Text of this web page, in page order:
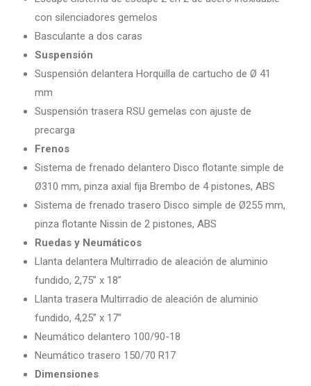
con silenciadores gemelos
Basculante a dos caras
Suspensión
Suspensión delantera Horquilla de cartucho de Ø 41
mm
Suspensión trasera RSU gemelas con ajuste de
precarga
Frenos
Sistema de frenado delantero Disco flotante simple de
Ø310 mm, pinza axial fija Brembo de 4 pistones, ABS
Sistema de frenado trasero Disco simple de Ø255 mm,
pinza flotante Nissin de 2 pistones, ABS
Ruedas y Neumáticos
Llanta delantera Multirradio de aleación de aluminio
fundido, 2,75” x 18”
Llanta trasera Multirradio de aleación de aluminio
fundido, 4,25” x 17”
Neumático delantero 100/90-18
Neumático trasero 150/70 R17
Dimensiones